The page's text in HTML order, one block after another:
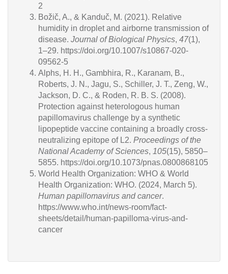
2
Božič, A., & Kanduč, M. (2021). Relative
humidity in droplet and airborne transmission of
disease. Journal of Biological Physics, 47(1),
1–29. https://doi.org/10.1007/s10867-020-
09562-5
Alphs, H. H., Gambhira, R., Karanam, B.,
Roberts, J. N., Jagu, S., Schiller, J. T., Zeng, W.,
Jackson, D. C., & Roden, R. B. S. (2008).
Protection against heterologous human
papillomavirus challenge by a synthetic
lipopeptide vaccine containing a broadly cross-
neutralizing epitope of L2. Proceedings of the
National Academy of Sciences, 105(15), 5850–
5855. https://doi.org/10.1073/pnas.0800868105
World Health Organization: WHO & World
Health Organization: WHO. (2024, March 5).
Human papillomavirus and cancer.
https://www.who.int/news-room/fact-
sheets/detail/human-papilloma-virus-and-
cancer